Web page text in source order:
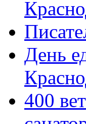
День
400